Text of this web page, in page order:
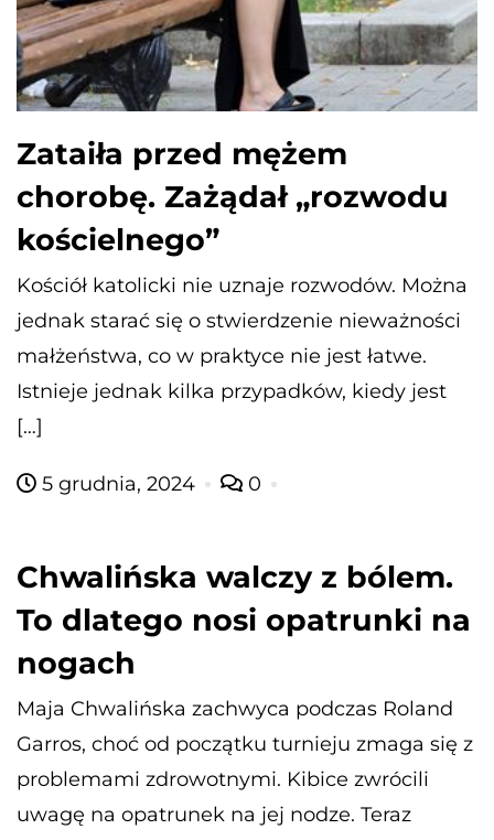
Zataiła przed mężem
chorobę. Zażądał „rozwodu
kościelnego”
Kościół katolicki nie uznaje rozwodów. Można
jednak starać się o stwierdzenie nieważności
małżeństwa, co w praktyce nie jest łatwe.
Istnieje jednak kilka przypadków, kiedy jest
[…]
5 grudnia, 2024 0
Chwalińska walczy z bólem.
To dlatego nosi opatrunki na
nogach
Maja Chwalińska zachwyca podczas Roland
Garros, choć od początku turnieju zmaga się z
problemami zdrowotnymi. Kibice zwrócili
uwagę na opatrunek na jej nodze. Teraz